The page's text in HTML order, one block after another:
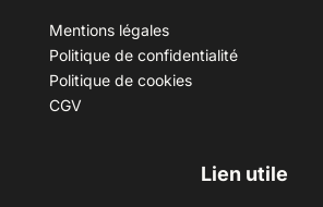
Mentions légales
Politique de confidentialité
Politique de cookies
CGV
Lien utile